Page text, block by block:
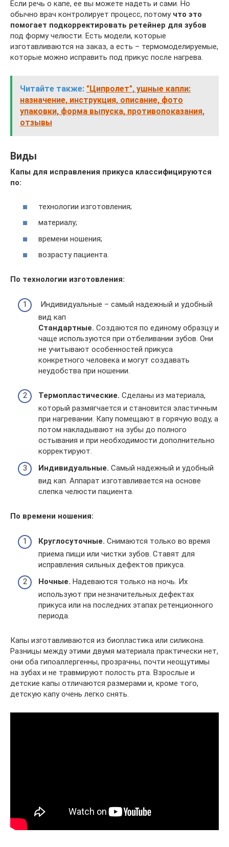
Если речь о капе, ее вы можете надеть и сами. Но
обычно врач контролирует процесс, потому что это
помогает подкорректировать ретейнер для зубов
под форму челюсти. Есть модели, которые
изготавливаются на заказ, а есть – термомоделируемые,
которые можно исправить под прикус после нагрева.
Читайте также: "Ципролет", ушные капли:
назначение, инструкция, описание, фото
упаковки, форма выпуска, противопоказания,
отзывы
Виды
Капы для исправления прикуса классифицируются
по:
технологии изготовления;
материалу;
времени ношения;
возрасту пациента.
По технологии изготовления:
Индивидуальные – самый надежный и удобный
вид кап
Стандартные. Создаются по единому образцу и
чаще используются при отбеливании зубов. Они
не учитывают особенностей прикуса
конкретного человека и могут создавать
неудобства при ношении.
Термопластические. Сделаны из материала,
который размягчается и становится эластичным
при нагревании. Капу помещают в горячую воду, а
потом накладывают на зубы до полного
остывания и при необходимости дополнительно
корректируют.
Индивидуальные. Самый надежный и удобный
вид кап. Аппарат изготавливается на основе
слепка челюсти пациента.
По времени ношения:
Круглосуточные. Снимаются только во время
приема пищи или чистки зубов. Ставят для
исправления сильных дефектов прикуса.
Ночные. Надеваются только на ночь. Их
используют при незначительных дефектах
прикуса или на последних этапах ретенционного
периода.
Капы изготавливаются из биопластика или силикона.
Разницы между этими двумя материала практически нет,
они оба гипоаллергенны, прозрачны, почти неощутимы
на зубах и не травмируют полость рта. Взрослые и
детские капы отличаются размерами и, кроме того,
детскую капу очень легко снять.